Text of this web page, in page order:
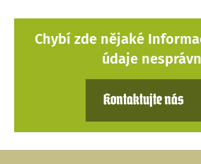
Chybí zde nějaké
údaje
Kontaktujte nás